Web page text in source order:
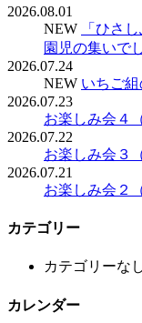
2026.08.01
NEW
「ひさ
園児の集いで
2026.07.24
NEW いちご
2026.07.23
お楽しみ会４
2026.07.22
お楽しみ会３
2026.07.21
お楽しみ会２
カテゴリー
カテゴリーな
カレンダー